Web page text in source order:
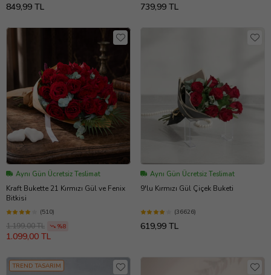
849,99 TL 739,99 TL
Aynı Gün Ücretsiz Teslimat
Kraft Bukette 21 Kırmızı Gül ve Fenix
Bitkisi
(510)
1.199,00 TL %8
1.099,00 TL
Aynı Gün Ücretsiz Teslimat
9'lu Kırmızı Gül Çiçek Buketi
(36626)
619,99 TL
TREND TASARIM